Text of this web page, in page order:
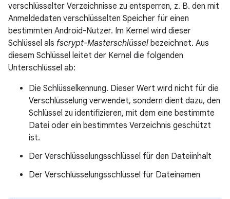
verschlüsselter Verzeichnisse zu entsperren, z. B. den mit
Anmeldedaten verschlüsselten Speicher für einen
bestimmten Android-Nutzer. Im Kernel wird dieser
Schlüssel als fscrypt-Masterschlüssel bezeichnet. Aus
diesem Schlüssel leitet der Kernel die folgenden
Unterschlüssel ab:
Die Schlüsselkennung. Dieser Wert wird nicht für die
Verschlüsselung verwendet, sondern dient dazu, den
Schlüssel zu identifizieren, mit dem eine bestimmte
Datei oder ein bestimmtes Verzeichnis geschützt
ist.
Der Verschlüsselungsschlüssel für den Dateiinhalt
Der Verschlüsselungsschlüssel für Dateinamen